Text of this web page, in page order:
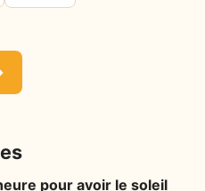
pour avoir le soleil